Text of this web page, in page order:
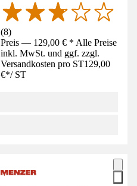
(8)
Preis — 129,00 € * Alle Preise
inkl. MwSt. und ggf. zzgl.
Versandkosten pro ST129,00
€*/ ST